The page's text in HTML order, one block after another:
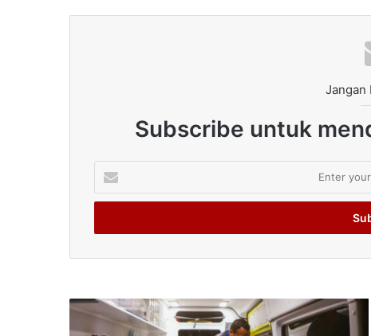
Jangan
Subscribe untuk
your
Email